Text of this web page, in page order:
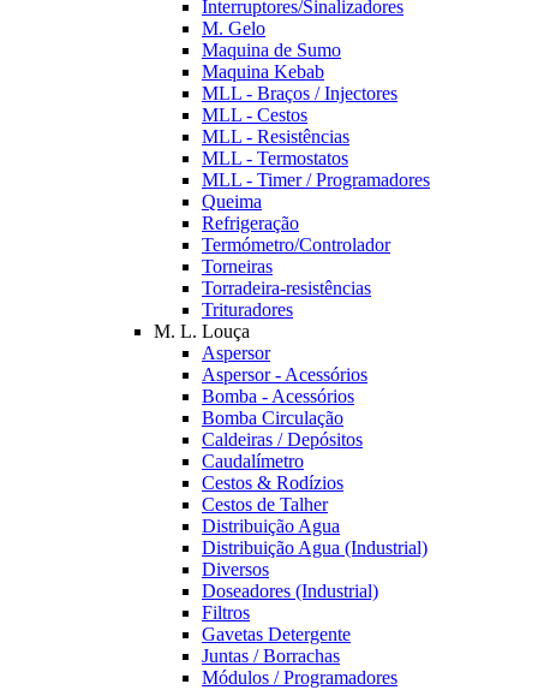
Interruptores/Sinalizadores
M. Gelo
Maquina de Sumo
Maquina Kebab
MLL - Braços / Injectores
MLL - Cestos
MLL - Resistências
MLL - Termostatos
MLL - Timer / Programadores
Queima
Refrigeração
Termómetro/Controlador
Torneiras
Torradeira-resistências
Trituradores
M. L. Louça
Aspersor
Aspersor - Acessórios
Bomba - Acessórios
Bomba Circulação
Caldeiras / Depósitos
Caudalímetro
Cestos & Rodízios
Cestos de Talher
Distribuição Agua
Distribuição Agua (Industrial)
Diversos
Doseadores (Industrial)
Filtros
Gavetas Detergente
Juntas / Borrachas
Módulos / Programadores